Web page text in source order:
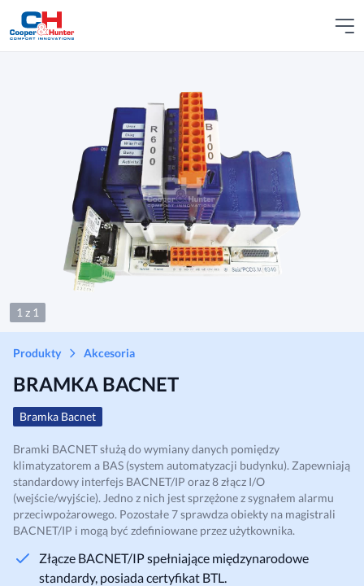
1 z 1
Produkty Akcesoria
BRAMKA BACNET
Bramka Bacnet
Bramki BACNET służą do wymiany danych pomiędzy
klimatyzatorem a BAS (system automatyzacji budynku). Zapewniają
standardowy interfejs BACNET/IP oraz 8 złącz I/O
(wejście/wyjście). Jedno z nich jest sprzężone z sygnałem alarmu
przeciwpożarowego. Pozostałe 7 sprawdza obiekty na magistrali
BACNET/IP i mogą być zdefiniowane przez użytkownika.
Złącze BACNET/IP spełniające międzynarodowe
standardy, posiada certyfikat BTL.